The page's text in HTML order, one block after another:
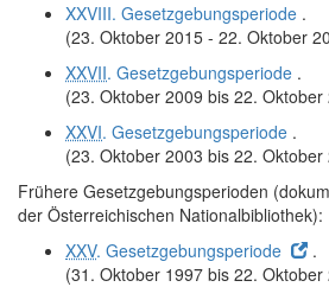
XXVIII. Gesetzgebungsperiode .
(23. Oktober 2015 - 22. Oktober
XXVII. Gesetzgebungsperiode .
(23. Oktober 2009 bis 22. Oktober
XXVI. Gesetzgebungsperiode .
(23. Oktober 2003 bis 22. Oktober
Frühere Gesetzgebungsperioden
der Österreichischen Nationalbibliothek):
XXV. Gesetzgebungsperiode
.
(31. Oktober 1997 bis 22. Oktober